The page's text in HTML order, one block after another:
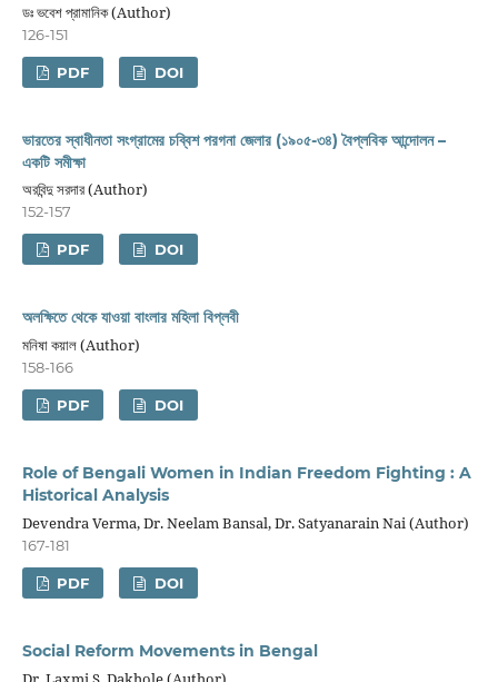
ডঃ ভবেশ প্রামানিক (Author)
126-151
PDF DOI
ভারতের স্বাধীনতা সংগ্রামের চব্বিশ পরগনা জেলার (১৯০৫-৩৪) বৈপ্লবিক আন্দোলন –
একটি সমীক্ষা
অরবিন্দু সরদার (Author)
152-157
PDF DOI
অলক্ষিতে থেকে যাওয়া বাংলার মহিলা বিপ্লবী
মনিষা কয়াল (Author)
158-166
PDF DOI
Role of Bengali Women in Indian Freedom Fighting : A
Historical Analysis
Devendra Verma, Dr. Neelam Bansal, Dr. Satyanarain Nai (Author)
167-181
PDF DOI
Social Reform Movements in Bengal